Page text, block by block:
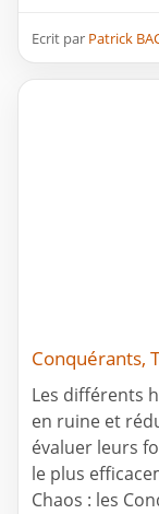
Ecrit par Patrick
Conquérants,
Les différents
en ruine et
évaluer leurs
le plus
Chaos : les